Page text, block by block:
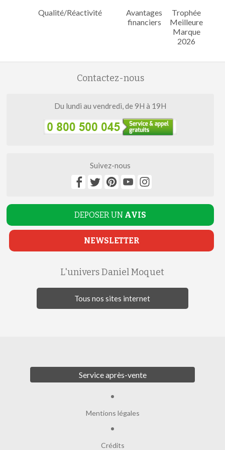
Qualité/Réactivité
Avantages
financiers
Trophée
Meilleure
Marque
2026
Contactez-nous
Du lundi au vendredi, de 9H à 19H
Suivez-nous
DEPOSER UN AVIS
NEWSLETTER
L'univers Daniel Moquet
Tous nos sites internet
Service après-vente
Mentions légales
Crédits